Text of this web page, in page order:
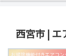
西宮市 |
お掃除機能付きエアコ